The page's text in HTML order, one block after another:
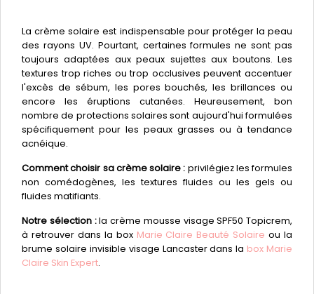
La crème solaire est indispensable pour protéger la peau
des rayons UV. Pourtant, certaines formules ne sont pas
toujours adaptées aux peaux sujettes aux boutons. Les
textures trop riches ou trop occlusives peuvent accentuer
l'excès de sébum, les pores bouchés, les brillances ou
encore les éruptions cutanées. Heureusement, bon
nombre de protections solaires sont aujourd'hui formulées
spécifiquement pour les peaux grasses ou à tendance
acnéique.
Comment choisir sa crème solaire : privilégiez les formules
non comédogènes, les textures fluides ou les gels ou
fluides matifiants.
Notre sélection :la crème mousse visage SPF50 Topicrem,
à retrouver dans la box Marie Claire Beauté Solaire ou la
brume solaire invisible visage Lancaster dans la box Marie
Claire Skin Expert.